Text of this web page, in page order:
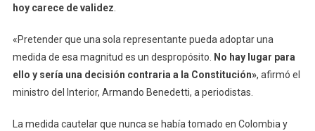
hoy carece de validez.
«Pretender que una sola representante pueda adoptar una
medida de esa magnitud es un despropósito. No hay lugar para
ello y sería una decisión contraria a la Constitución», afirmó el
ministro del Interior, Armando Benedetti, a periodistas.
La medida cautelar que nunca se había tomado en Colombia y